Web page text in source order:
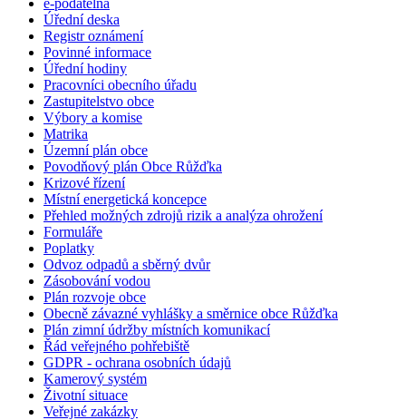
Úřední deska
Registr oznámení
Povinné informace
Úřední hodiny
Pracovníci obecního úřadu
Zastupitelstvo obce
Výbory a komise
Matrika
Územní plán obce
Povodňový plán Obce Růžďka
Krizové řízení
Místní energetická koncepce
Přehled možných zdrojů rizik a analýza ohrožení
Formuláře
Poplatky
Odvoz odpadů a sběrný dvůr
Zásobování vodou
Plán rozvoje obce
Obecně závazné vyhlášky a směrnice obce Růžďka
Plán zimní údržby místních komunikací
Řád veřejného pohřebiště
GDPR - ochrana osobních údajů
Kamerový systém
Životní situace
Veřejné zakázky